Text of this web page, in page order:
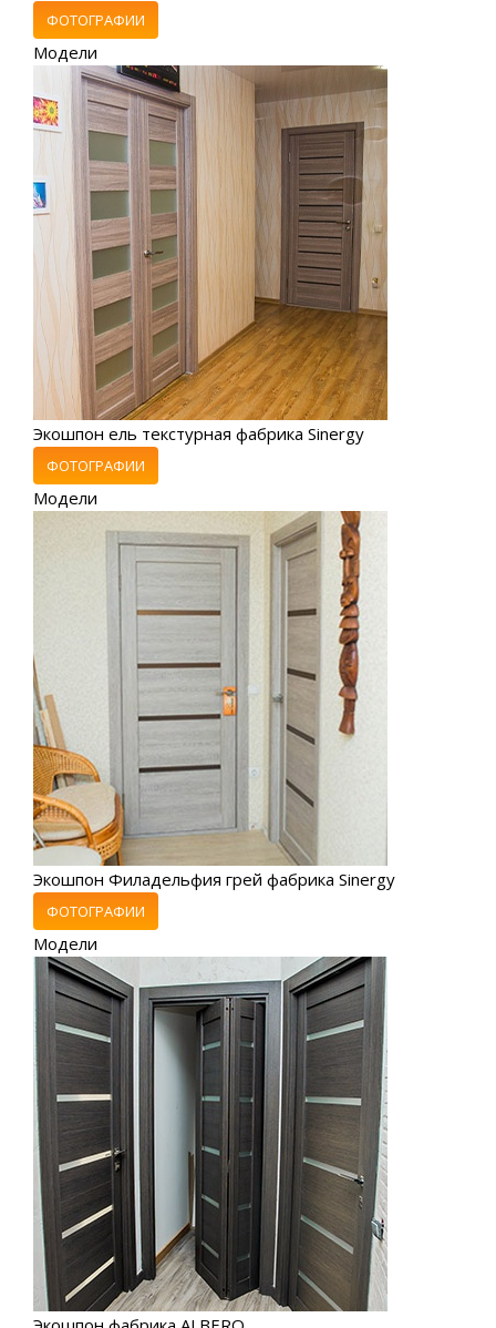
ФОТОГРАФИИ
Модели
Экошпон ель текстурная фабрика Sinergy
ФОТОГРАФИИ
Модели
Экошпон Филадельфия грей фабрика Sinergy
ФОТОГРАФИИ
Модели